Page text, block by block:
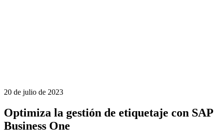
20 de julio de 2023
Optimiza la gestión de etiquetaje con SAP
Business One